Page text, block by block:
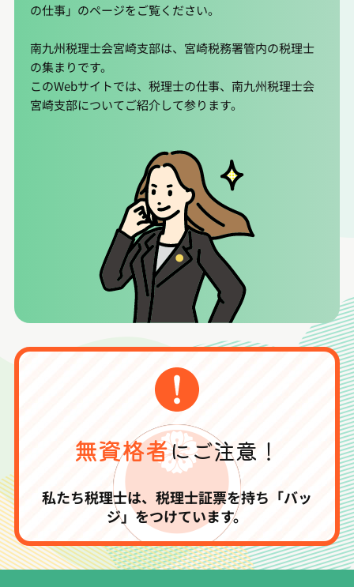
の仕事」のページをご覧ください。
南九州税理士会宮崎支部は、宮崎税務署管内の税理士
の集まりです。
このWebサイトでは、税理士の仕事、南九州税理士会
宮崎支部についてご紹介して参ります。
無資格者にご注意！
私たち税理士は、税理士証票を持ち「バッ
ジ」をつけています。